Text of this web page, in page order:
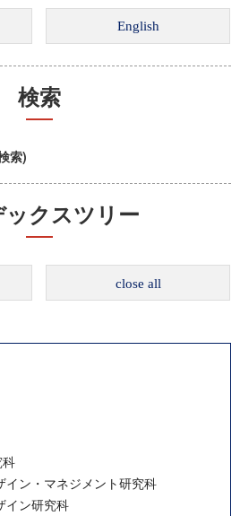
検索
索)
ックスツリー
close all
科
イン・マネジメント研究科
イン研究科